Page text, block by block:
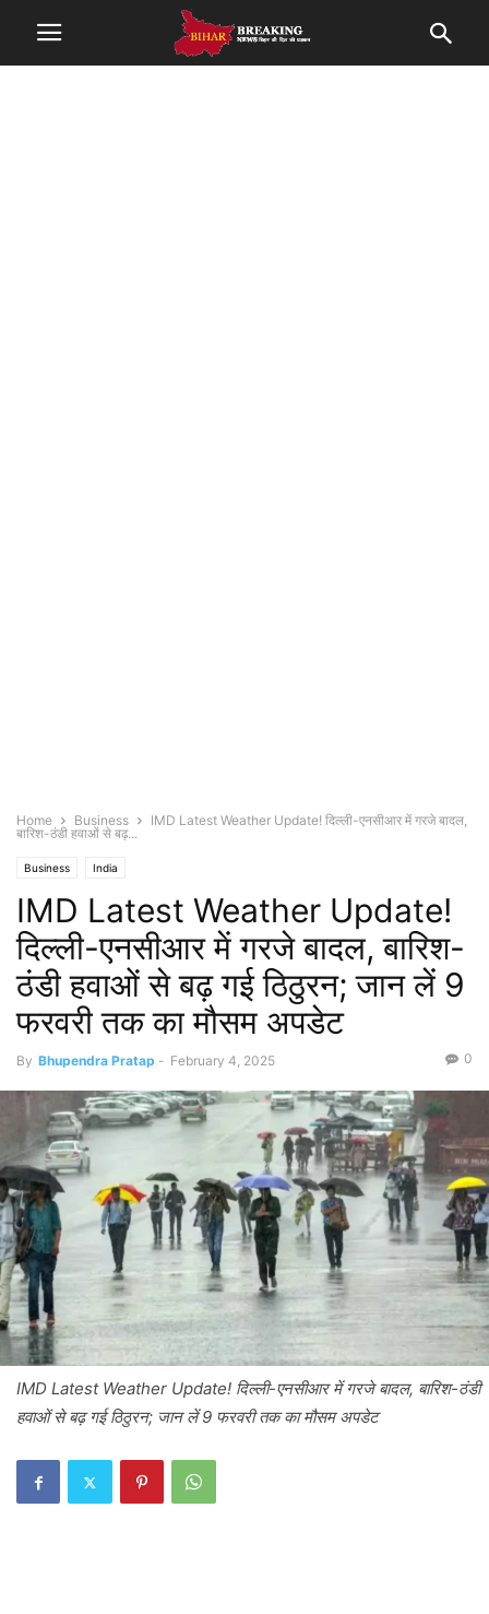
Home Business
IMD Latest Weather Update! दिल्ली-एनसीआर में गरजे बादल,
बारिश-ठंडी हवाओं से बढ़...
Business India
IMD Latest Weather Update!
दिल्ली-एनसीआर में गरजे बादल, बारिश-
ठंडी हवाओं से बढ़ गई ठिठुरन; जान लें 9
फरवरी तक का मौसम अपडेट
By Bhupendra Pratap - February 4, 2025 0
IMD Latest Weather Update! दिल्ली-एनसीआर में गरजे बादल, बारिश-ठंडी
हवाओं से बढ़ गई ठिठुरन; जान लें 9 फरवरी तक का मौसम अपडेट